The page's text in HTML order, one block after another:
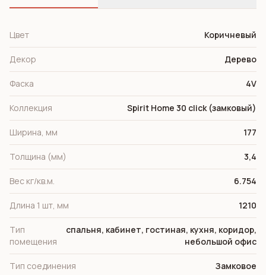
Цвет Коричневый
Декор Дерево
Фаска 4V
Коллекция Spirit Home 30 click (замковый)
Ширина, мм 177
Толщина (мм) 3,4
Вес кг/кв.м. 6.754
Длина 1 шт, мм 1210
Тип
помещения
спальня, кабинет, гостиная, кухня, коридор,
небольшой офис
Тип соединения Замковое